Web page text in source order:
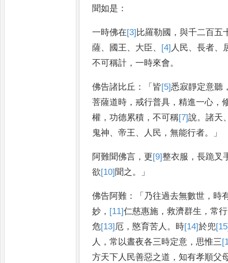
聞如是 ：
一時佛在[3] 比羅勒國 ，與千二百五
薩、 國王、 大臣 、 [4] 人民、長者、
不可稱計 ，一時來會。
佛告諸比丘 ：「 皆[5]悉寂靜定意聽
菩薩道時 ，戒行普具 ，精進一心 ，
權 ，功德累積 ，不可稱[7]說。諸天
鬼神、帝王、 人民 ，無能行者。」
阿難聞佛言 ， 更 [9]整衣服 ，長跪叉
欲[10] 聞之。」
佛告阿難 ：「 乃往過去無數世 ， 時
妙 ， [11]仁慈惠施 ，救濟群生 ，常
危[13] 厄 ， 愍育苦人 。 時[14]於兜
人 ，常以晝夜各三時定意 ，思惟三
方天下人民善惡之道 ，知有孝順父